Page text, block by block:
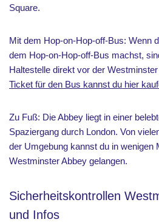
Square.
Mit dem Hop-on-Hop-off-Bus: Wenn
dem Hop-on-Hop-off-Bus machst,
Haltestelle direkt vor der
Ticket für den Bus kannst du hier
Zu Fuß: Die Abbey liegt in einer
Spaziergang durch London. Von
der Umgebung kannst du in wenigen
Westminster Abbey gelangen.
Sicherheitskontrollen
und Infos